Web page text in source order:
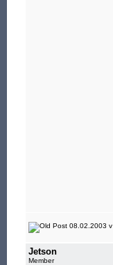
08.02.2003 v
Jetson
Member